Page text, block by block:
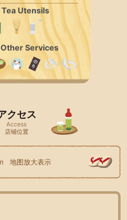
Tea Utensils
Other Services
クセス
Access
店铺位置
地图放大表示